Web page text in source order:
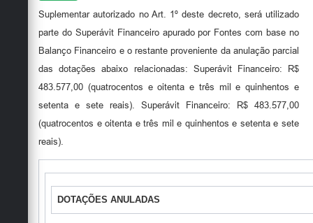
Suplementar autorizado no Art. 1º deste decreto, será utilizado
parte do Superávit Financeiro apurado por Fontes com base no
Balanço Financeiro e o restante proveniente da anulação parcial
das dotações abaixo relacionadas: Superávit Financeiro: R$
483.577,00 (quatrocentos e oitenta e três mil e quinhentos e
setenta e sete reais). Superávit Financeiro: R$ 483.577,00
(quatrocentos e oitenta e três mil e quinhentos e setenta e sete
reais).
DOTAÇÕES ANULADAS